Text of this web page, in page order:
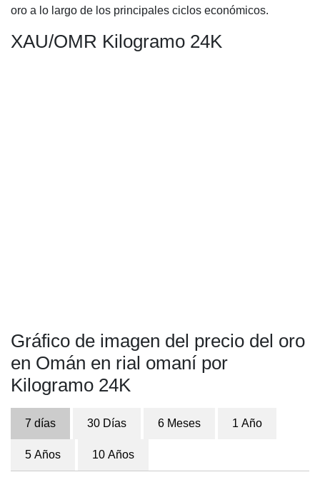
oro a lo largo de los principales ciclos económicos.
XAU/OMR Kilogramo 24K
Gráfico de imagen del precio del oro
en Omán en rial omaní por
Kilogramo 24K
7 días 30 Días 6 Meses 1 Año
5 Años 10 Años